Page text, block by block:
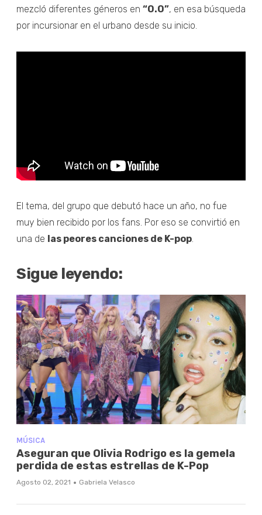
mezcló diferentes géneros en “O.O”, en esa búsqueda
por incursionar en el urbano desde su inicio.
El tema, del grupo que debutó hace un año, no fue
muy bien recibido por los fans. Por eso se convirtió en
una de las peores canciones de K-pop.
Sigue leyendo:
MÚSICA
Aseguran que Olivia Rodrigo es la gemela
perdida de estas estrellas de K-Pop
Agosto 02, 2021 · Gabriela Velasco